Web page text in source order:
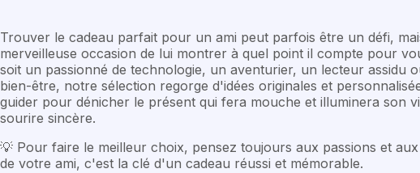
Trouver le cadeau parfait pour un ami peut parfois être un défi,
merveilleuse occasion de lui montrer à quel point il compte pour
soit un passionné de technologie, un aventurier, un lecteur assidu
bien-être, notre sélection regorge d'idées originales et
guider pour dénicher le présent qui fera mouche et illuminera son
sourire sincère.
💡 Pour faire le meilleur choix, pensez toujours aux passions et
de votre ami, c'est la clé d'un cadeau réussi et mémorable.